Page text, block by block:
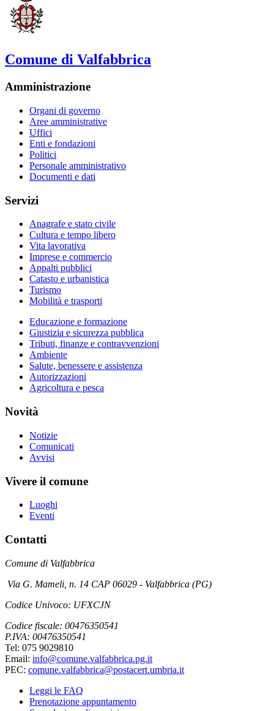
Comune di Valfabbrica
Amministrazione
Organi di governo
Aree amministrative
Uffici
Enti e fondazioni
Politici
Personale amministrativo
Documenti e dati
Servizi
Anagrafe e stato civile
Cultura e tempo libero
Vita lavorativa
Imprese e commercio
Appalti pubblici
Catasto e urbanistica
Turismo
Mobilità e trasporti
Educazione e formazione
Giustizia e sicurezza pubblica
Tributi, finanze e contravvenzioni
Ambiente
Salute, benessere e assistenza
Autorizzazioni
Agricoltura e pesca
Novità
Notizie
Comunicati
Avvisi
Vivere il comune
Luoghi
Eventi
Contatti
Comune di Valfabbrica
Via G. Mameli, n. 14 CAP 06029 - Valfabbrica (PG)
Codice Univoco: UFXCJN
Codice fiscale: 00476350541
P.IVA: 00476350541
Tel: 075 9029810
Email: info@comune.valfabbrica.pg.it
PEC: comune.valfabbrica@postacert.umbria.it
Leggi le FAQ
Prenotazione appuntamento